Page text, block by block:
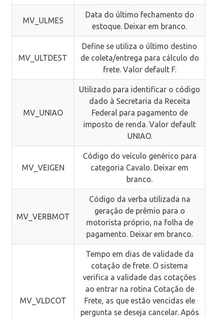
MV_ULMES
Data do último fechamento do
estoque. Deixar em branco.
MV_ULTDEST
Define se utiliza o último destino
de coleta/entrega para cálculo do
frete. Valor default F.
MV_UNIAO
Utilizado para identificar o código
dado à Secretaria da Receita
Federal para pagamento de
imposto de renda. Valor default
UNIAO.
MV_VEIGEN
Código do veículo genérico para
categoria Cavalo. Deixar em
branco.
MV_VERBMOT
Código da verba utilizada na
geração de prêmio para o
motorista próprio, na folha de
pagamento. Deixar em branco.
MV_VLDCOT
Tempo em dias de validade da
cotação de frete. O sistema
verifica a validade das cotações
ao entrar na rotina Cotação de
Frete, as que estão vencidas ele
pergunta se deseja cancelar. Após